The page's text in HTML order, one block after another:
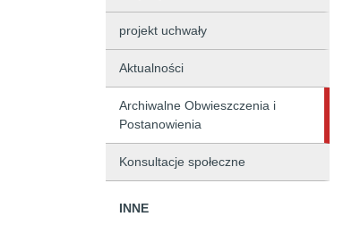
projekt uchwały
Aktualności
Archiwalne Obwieszczenia i
Postanowienia
Konsultacje społeczne
INNE